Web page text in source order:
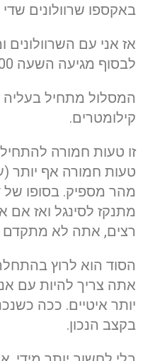
באקספו שרוולונים שדי
אז אני עם
לבסוף מגיעה השעה 00:00 ואנחנו יוצאים לדרך.
המסלול מתחיל
קילומטרים.
זו טעות חמורה
טעות חמורה אף יותר
מהר מספיק. בסופו של
מתנקז לסינגל ואז אם
רצים, אתה לא
הסוד הוא לרוץ
אתה צריך להיות עם
יותר איטיים. ככה
בקצב הנכון.